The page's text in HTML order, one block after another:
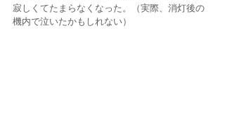
寂しくてたまらなくなった。（実際、消灯後の
機内で泣いたかもしれない）